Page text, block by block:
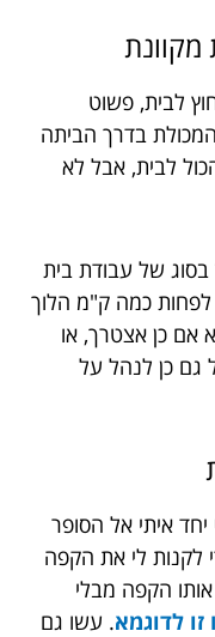
מקוונת
לבית, פשוט
בדרך הביתה
לבית, אבל לא
של עבודת בית
לפחות כמה ק"מ הלוך
אם כן אצטרך, או
גם כן לנהל על
איתי אל הסופר
לקנות לי את הקפה
הקפה מבלי
זו לדוגמא. עשו גם